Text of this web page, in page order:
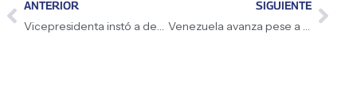
ANTERIOR
Vicepresidenta instó a defender la Patria del imperialismo tecnológico
SIGUIENTE
Venezuela avanza pese a sanciones